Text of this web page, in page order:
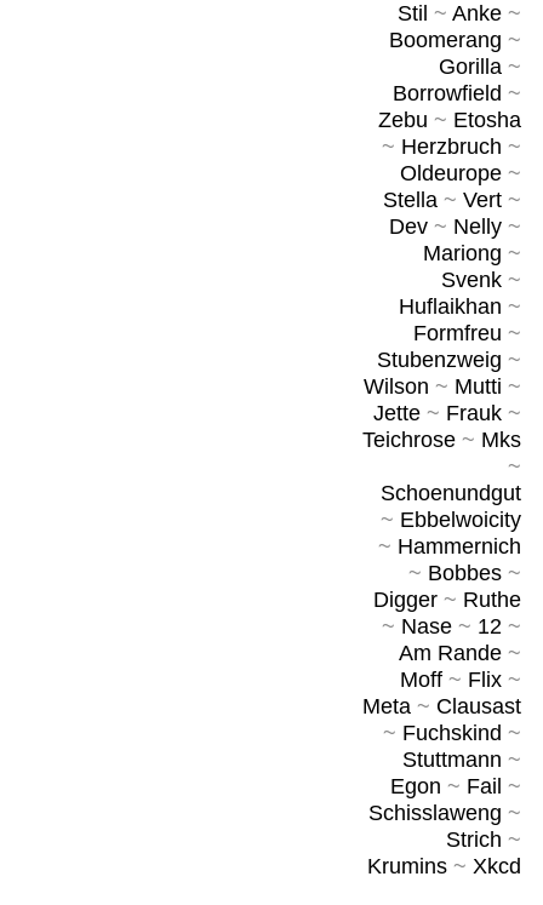
Stil ~ Anke~
Boomerang ~
Gorilla~
Borrowfield ~
Zebu ~ Etosha
~ Herzbruch ~
Oldeurope~
Stella~ Vert~
Dev~ Nelly~
Mariong ~
Svenk~
Huflaikhan ~
Formfreu ~
Stubenzweig ~
Wilson ~ Mutti ~
Jette~ Frauk~
Teichrose~ Mks
~
Schoenundgut
~ Ebbelwoicity
~ Hammernich
~ Bobbes~
Digger~ Ruthe
~ Nase~ 12~
Am Rande~
Moff~ Flix~
Meta~ Clausast
~ Fuchskind ~
Stuttmann ~
Egon ~ Fail ~
Schisslaweng ~
Strich ~
Krumins~ Xkcd